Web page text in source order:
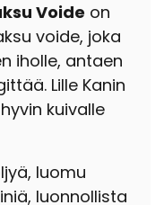
Voide on
voide, joka
iholle, antaen
Lille Kanin
kuivalle
luomu
luonnollista